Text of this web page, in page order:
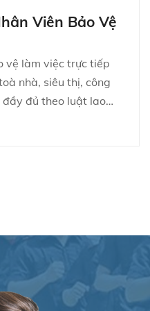
Viên Bảo Vệ
vệ làm việc trực tiếp
nhà, siêu thị, công
đầy đủ theo luật lao